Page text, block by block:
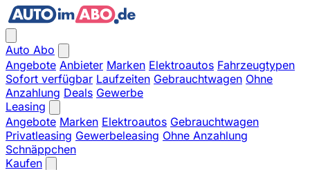
Auto Abo
Angebote Anbieter Marken Elektroautos Fahrzeugtypen
Sofort verfügbar Laufzeiten Gebrauchtwagen Ohne
Anzahlung Deals Gewerbe
Leasing
Angebote Marken Elektroautos Gebrauchtwagen
Privatleasing Gewerbeleasing Ohne Anzahlung
Schnäppchen
Kaufen